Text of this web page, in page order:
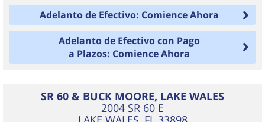
Adelanto de Efectivo: Comience Ahora
Adelanto de Efectivo con Pago
a Plazos: Comience Ahora
SR 60 & BUCK MOORE, LAKE WALES
2004 SR 60 E